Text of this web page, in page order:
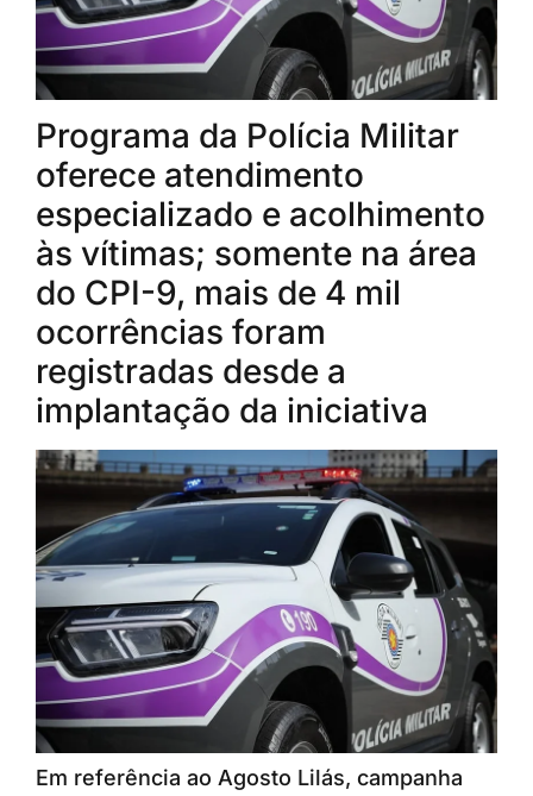
Programa da Polícia Militar
oferece atendimento
especializado e acolhimento
às vítimas; somente na área
do CPI-9, mais de 4 mil
ocorrências foram
registradas desde a
implantação da iniciativa
Em referência ao Agosto Lilás, campanha